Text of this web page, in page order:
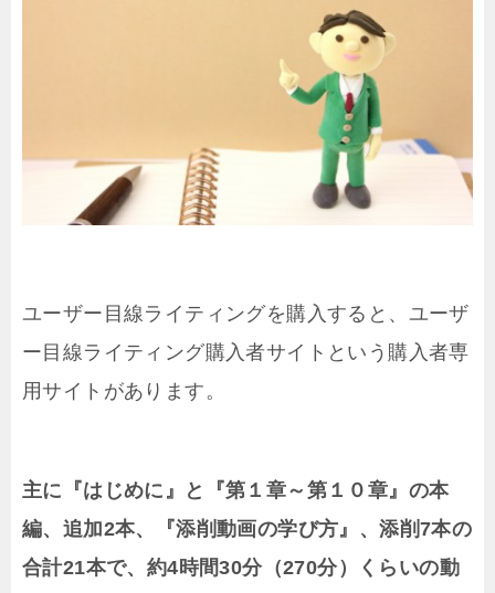
ユーザー目線ライティングを購入すると、ユーザ
ー目線ライティング購入者サイトという購入者専
用サイトがあります。
主に『はじめに』と『第１章～第１０章』の本
編、追加2本、『添削動画の学び方』、添削7本の
合計21本で、約4時間30分（270分）くらいの動